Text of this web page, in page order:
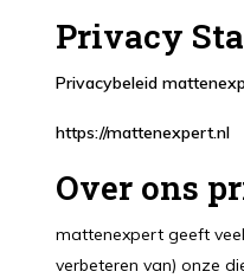
Privacy
Privacybeleid
https://mattenexpert.nl
Over ons
mattenexpert geeft
verbeteren van) onze